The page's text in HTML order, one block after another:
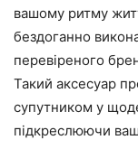
вашому ритму
бездоганно
перевіреного
Такий аксесуар
супутником у
підкреслюючи